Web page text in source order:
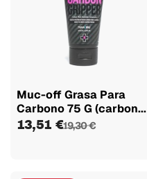
Muc-off Grasa Para
Carbono 75 G (carbon...
13,51 €19,30 €